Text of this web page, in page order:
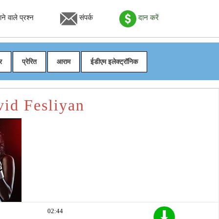
वाले प्रश्न संपर्क दान करें
प्रेरित आराम ईडीएम इलेक्ट्रॉनिक
Fesliyan
02:44